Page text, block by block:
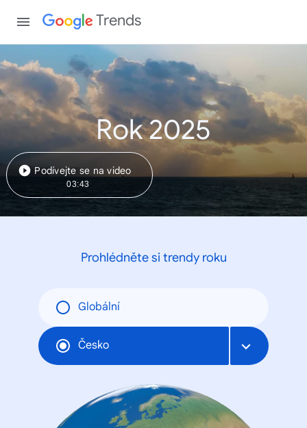
Trends
Rok 2025
Podívejte se na video
03:43
Prohlédněte si trendy roku
Globální
Česko